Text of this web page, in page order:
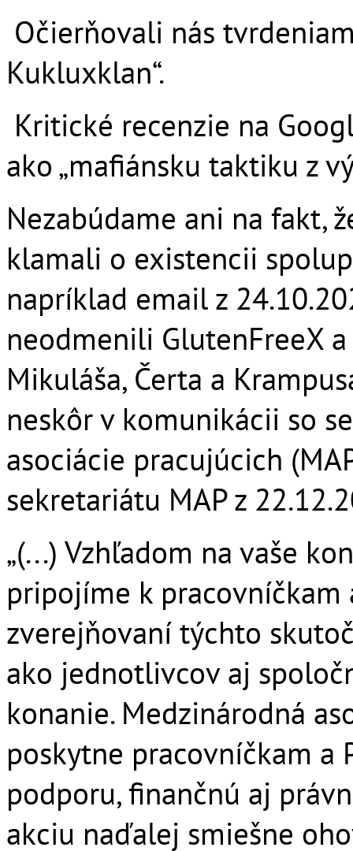
Očierňovali nás
Kukluxklan“.
Kritické recenzie na
ako „mafiánsku taktiku z
Nezabúdame ani na fakt,
klamali o existencii
napríklad email z
neodmenili GlutenFreeX
Mikuláša, Čerta a
neskôr v komunikácii so
asociácie pracujúcich
sekretariátu MAP z
„(...) Vzhľadom na vaše
pripojíme k pracovníčkam
zverejňovaní týchto
ako jednotlivcov aj
konanie. Medzinárodná
poskytne pracovníčkam
podporu, finančnú aj
akciu naďalej smiešne